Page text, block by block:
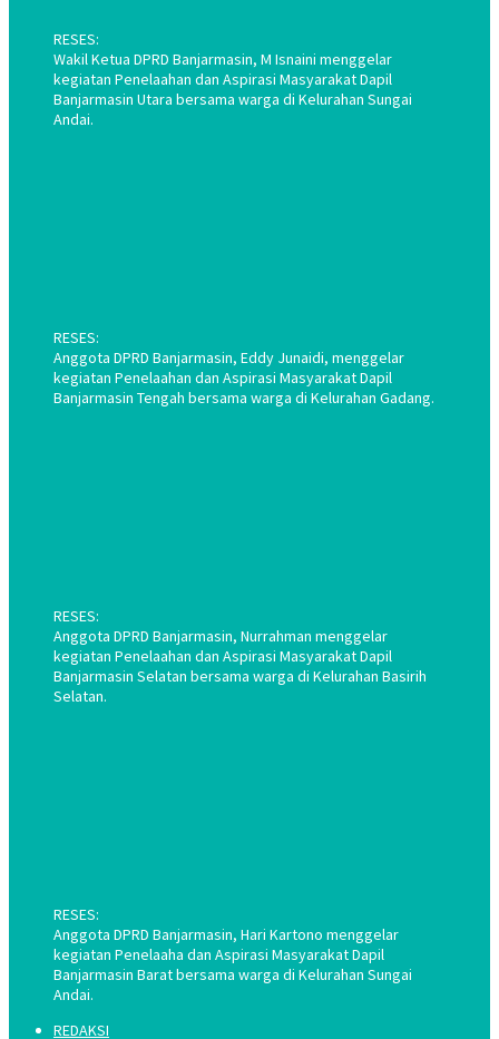
RESES:
Wakil Ketua DPRD Banjarmasin, M Isnaini menggelar
kegiatan Penelaahan dan Aspirasi Masyarakat Dapil
Banjarmasin Utara bersama warga di Kelurahan Sungai
Andai.
RESES:
Anggota DPRD Banjarmasin, Eddy Junaidi, menggelar
kegiatan Penelaahan dan Aspirasi Masyarakat Dapil
Banjarmasin Tengah bersama warga di Kelurahan Gadang.
RESES:
Anggota DPRD Banjarmasin, Nurrahman menggelar
kegiatan Penelaahan dan Aspirasi Masyarakat Dapil
Banjarmasin Selatan bersama warga di Kelurahan Basirih
Selatan.
RESES:
Anggota DPRD Banjarmasin, Hari Kartono menggelar
kegiatan Penelaaha dan Aspirasi Masyarakat Dapil
Banjarmasin Barat bersama warga di Kelurahan Sungai
Andai.
REDAKSI